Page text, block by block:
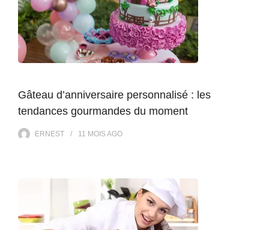
Gâteau d’anniversaire personnalisé : les
tendances gourmandes du moment
ERNEST 11 MOISAGO